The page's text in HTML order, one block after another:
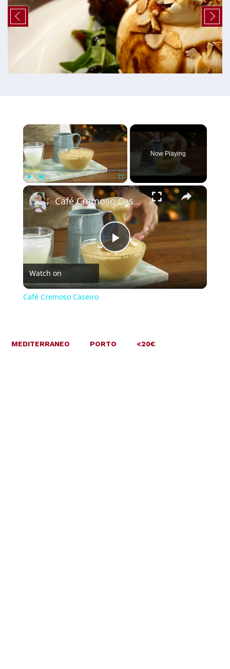
×
Play Unmute Fullscreen
Now Playing
×
Play
Video
Café Cremoso Caseiro
Watch on
Café Cremoso Caseiro
MEDITERRANEO PORTO <20€